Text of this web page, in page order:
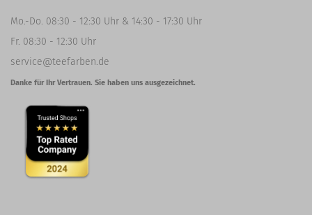
Mo.-Do. 08:30 - 12:30 Uhr & 14:30 - 17:30 Uhr
Fr. 08:30 - 12:30 Uhr
service@teefarben.de
Danke für Ihr Vertrauen. Sie haben uns ausgezeichnet.